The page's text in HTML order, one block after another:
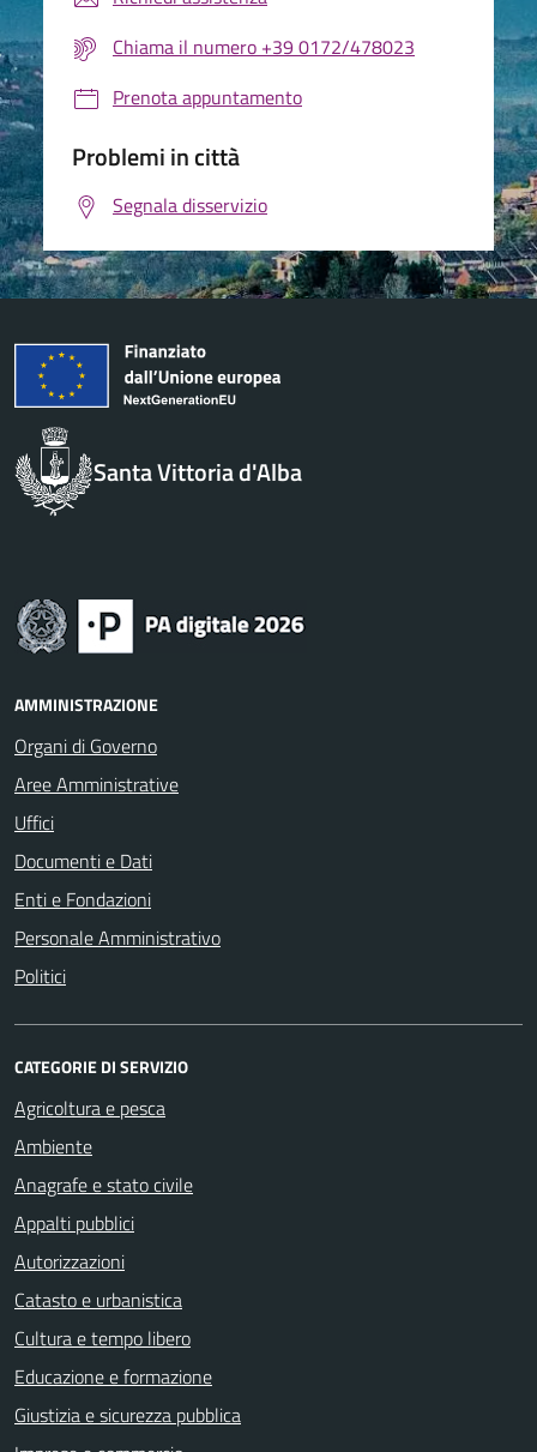
Chiama il numero +39 0172/478023
Prenota appuntamento
Problemi in città
Segnala disservizio
Santa Vittoria d'Alba
AMMINISTRAZIONE
Organi di Governo
Aree Amministrative
Uffici
Documenti e Dati
Enti e Fondazioni
Personale Amministrativo
Politici
CATEGORIE DI SERVIZIO
Agricoltura e pesca
Ambiente
Anagrafe e stato civile
Appalti pubblici
Autorizzazioni
Catasto e urbanistica
Cultura e tempo libero
Educazione e formazione
Giustizia e sicurezza pubblica